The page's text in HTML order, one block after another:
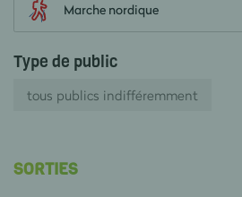
Marche nordique
Type de public
tous publics indifféremment
SORTIES